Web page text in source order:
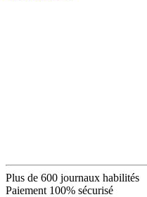
Plus de 600 journaux habilités
Paiement 100% sécurisé